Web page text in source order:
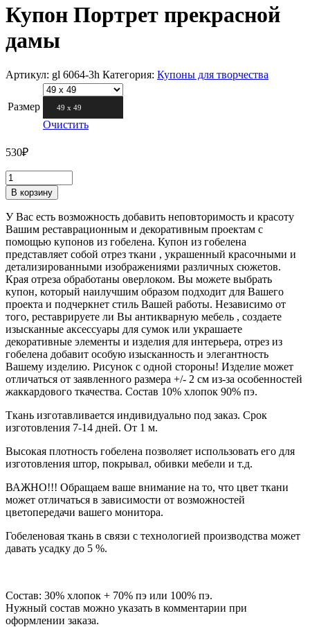
Купон Портрет прекрасной
дамы
Артикул: gl 6064-3h Категория: Купоны для творчества
Размер 49 х 49
Очистить
530₽
В корзину
У Вас есть возможность добавить неповторимость и красоту
Вашим реставрационным и декоративным проектам с
помощью купонов из гобелена. Купон из гобелена
представляет собой отрез ткани , украшенный красочными и
детализированными изображениями различных сюжетов.
Края отреза обработаны оверлоком. Вы можете выбрать
купон, который наилучшим образом подходит для Вашего
проекта и подчеркнет стиль Вашей работы. Независимо от
того, реставрируете ли Вы антикварную мебель , создаете
изысканные аксессуары для сумок или украшаете
декоративные элементы и изделия для интерьера, отрез из
гобелена добавит особую изысканность и элегантность
Вашему изделию. Рисунок с одной стороны! Изделие может
отличаться от заявленного размера +/- 2 см из-за особенностей
жаккардового ткачества. Состав 10% хлопок 90% пэ.
Ткань изготавливается индивидуально под заказ. Срок
изготовления 7-14 дней. От 1 м.
Высокая плотность гобелена позволяет использовать его для
изготовления штор, покрывал, обивки мебели и т.д.
ВАЖНО!!! Обращаем ваше внимание на то, что цвет ткани
может отличаться в зависимости от возможностей
цветопередачи вашего монитора.
Гобеленовая ткань в связи с технологией производства может
давать усадку до 5 %.
Состав: 30% хлопок + 70% пэ или 100% пэ.
Нужный состав можно указать в комментарии при
оформлении заказа.